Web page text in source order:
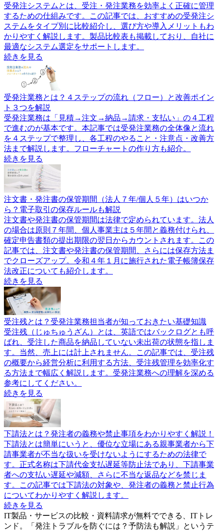
受発注システムとは、受注・発注業務を効率よく正確に管理
するための仕組みです。この記事では、おすすめの受発注シ
ステムをタイプ別に比較紹介し、選び方や導入メリットもわ
かりやすく解説します。製品比較表も掲載しており、自社に
最適なシステム選定をサポートします。
続きを見る
受発注業務とは？４ステップの流れ（フロー）と改善ポイン
ト３つを解説
受発注業務は「見積→注文→納品→請求・支払い」の４工程
で進むのが基本です。本記事では受発注業務の全体像と流れ
を４ステップで整理し、各工程のやること・注意点・改善方
法まで解説します。フローチャートの作り方も紹介。
続きを見る
注文書・発注書の保管期間（法人７年/個人５年）はいつか
ら？電子取引の保存ルールも解説
注文書や発注書の保管期間は法律で定められています。法人
の場合は原則７年間、個人事業主は５年間と義務付けられ、
確定申告書類の提出期限の翌日からカウントされます。この
記事では、注文書や発注書の保管期間、さらには保存方法ま
でクローズアップ。令和４年１月に施行された電子帳簿保存
法改正についても紹介します。
続きを見る
受注残とは？受発注業務担当者が知っておきたい基礎知識
受注残（じゅちゅうざん）とは、英語ではバックログとも呼
ばれ、受注した商品を納品していない未出荷の状態を指しま
す。当然、売上には計上されません。この記事では、受注残
の概要から経営分析に利用する方法、受注残管理を効率化す
る方法まで幅広く解説します。受発注業務への理解を深める
参考にしてください。
続きを見る
下請法とは？発注者の義務や禁止事項をわかりやすく解説！
下請法とは簡単にいうと、優位な立場にある親事業者から下
請事業者が不当な扱いを受けないようにするための法律で
す。正式名称は下請代金支払遅延等防止法であり、下請事業
者への支払い遅延や減額、さらに不当な返品などを禁じま
す。この記事では下請法の対象や、発注者の義務と禁止行為
についてわかりやすく解説します。
続きを見る
IT製品・サービスの比較・資料請求が無料でできる、ITトレ
ンド。「 発注トラブルを防ぐには？予防法も解説 」というテ